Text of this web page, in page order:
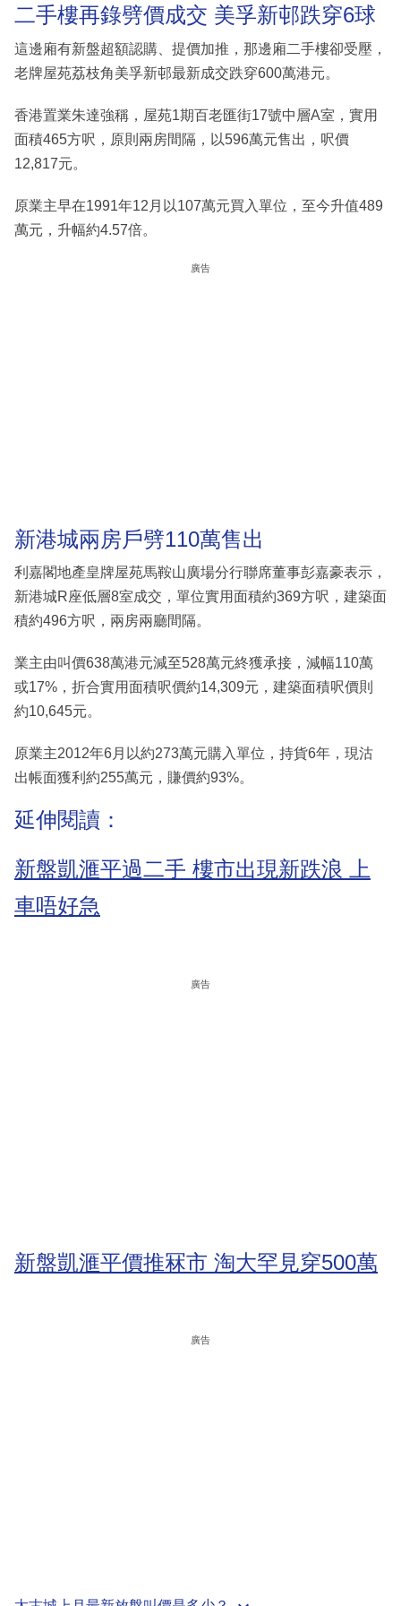
二手樓再錄劈價成交 美孚新邨跌穿6球
這邊廂有新盤超額認購、提價加推，那邊廂二手樓卻受壓，
老牌屋苑荔枝角美孚新邨最新成交跌穿600萬港元。
香港置業朱達強稱，屋苑1期百老匯街17號中層A室，實用
面積465方呎，原則兩房間隔，以596萬元售出，呎價
12,817元。
原業主早在1991年12月以107萬元買入單位，至今升值489
萬元，升幅約4.57倍。
廣告
新港城兩房戶劈110萬售出
利嘉閣地產皇牌屋苑馬鞍山廣場分行聯席董事彭嘉豪表示，
新港城R座低層8室成交，單位實用面積約369方呎，建築面
積約496方呎，兩房兩廳間隔。
業主由叫價638萬港元減至528萬元終獲承接，減幅110萬
或17%，折合實用面積呎價約14,309元，建築面積呎價則
約10,645元。
原業主2012年6月以約273萬元購入單位，持貨6年，現沽
出帳面獲利約255萬元，賺價約93%。
延伸閱讀：
新盤凱滙平過二手 樓市出現新跌浪 上
車唔好急
廣告
新盤凱滙平價推冧市 淘大罕見穿500萬
廣告